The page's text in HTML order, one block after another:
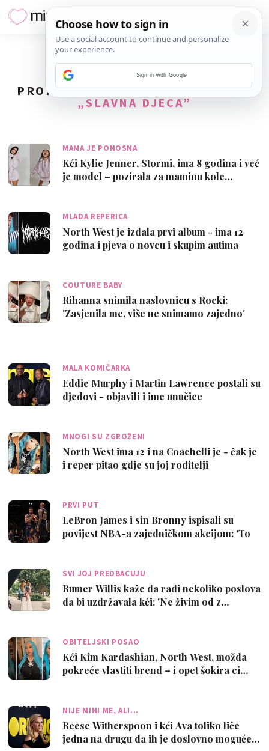
PRONAĐENO37REZULTATA ZA TAG
„SLAVNA DJECA”
MAMA JE PONOSNA
Kći Kylie Jenner, Stormi, ima 8 godina i već
je model – pozirala za maminu kole…
MLADA REPERICA
North West je izdala prvi album - ima 12
godina i pjeva o novcu i skupim autima
COUTURE BABY
Rihanna snimila naslovnicu s Rocki:
'Zasjenila me, više ne snimamo zajedno'
MALA KOMIČARKA
Eddie Murphy i Martin Lawrence postali su
djedovi - objavili i ime unučice
MNOGI SU ZGROŽENI
North West ima 12 i na Coachelli je - čak je
i reper pitao gdje su joj roditelji
PRVI PUT
LeBron James i sin Bronny ispisali su
povijest NBA-a zajedničkom akcijom: 'To
SVI JOJ PREDBACUJU
Rumer Willis kaže da radi nekoliko poslova
da bi uzdržavala kći: 'Ne živim od z…
OBITELJSKI POSAO
Kći Kim Kardashian, North West, možda
pokreće vlastiti brend – i opet šokira ci…
NIJE MINI ME, ALI...
Reese Witherspoon i kći Ava toliko liče
jedna na drugu da ih je doslovno moguće…
Sign in with Google